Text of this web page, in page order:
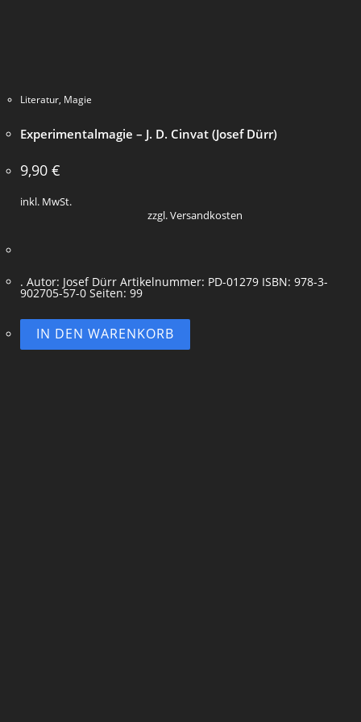
Literatur, Magie
Experimentalmagie – J. D. Cinvat (Josef Dürr)
9,90 €
inkl. MwSt.
zzgl. Versandkosten
. Autor: Josef Dürr Artikelnummer: PD-01279 ISBN: 978-3-
902705-57-0 Seiten: 99
IN DEN WARENKORB